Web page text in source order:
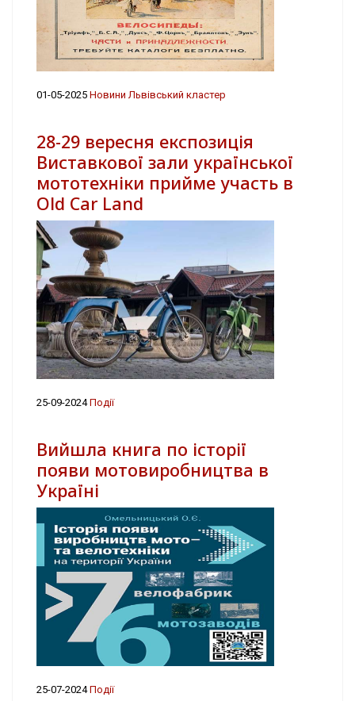
01-05-2025 Новини Львівський кластер
28-29 вересня експозиція
Виставкової зали української
мототехніки прийме участь в
Old Car Land
25-09-2024Події
Вийшла книга по історії
появи мотовиробництва в
Україні
25-07-2024Події